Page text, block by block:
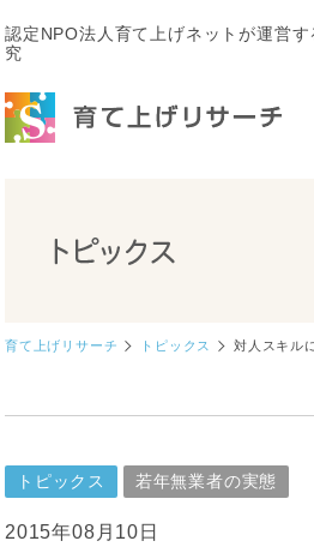
認定NPO法人育て上げネットが運営す
究
育て上げリサーチ トピックス 対人スキル
トピックス 若年無業者の実態
2015年08月10日